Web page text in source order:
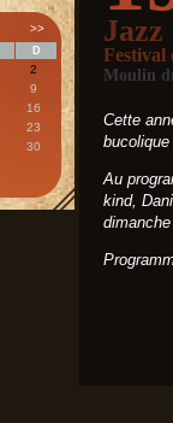
>>
D
2
9
16
23
30
Festival
Moulin
Cette
Au
kind,